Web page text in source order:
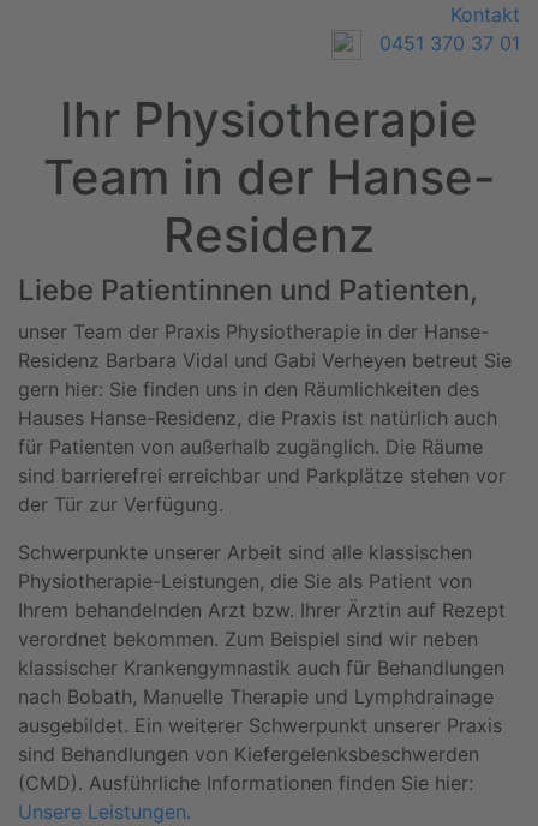
Kontakt
0451 370 37 01
Ihr Physiotherapie
Team in der Hanse-
Residenz
Liebe Patientinnen und Patienten,
unser Team der Praxis Physiotherapie in der Hanse-
Residenz Barbara Vidal und Gabi Verheyen betreut Sie
gern hier: Sie finden uns in den Räumlichkeiten des
Hauses Hanse-Residenz, die Praxis ist natürlich auch
für Patienten von außerhalb zugänglich. Die Räume
sind barrierefrei erreichbar und Parkplätze stehen vor
der Tür zur Verfügung.
Schwerpunkte unserer Arbeit sind alle klassischen
Physiotherapie-Leistungen, die Sie als Patient von
Ihrem behandelnden Arzt bzw. Ihrer Ärztin auf Rezept
verordnet bekommen. Zum Beispiel sind wir neben
klassischer Krankengymnastik auch für Behandlungen
nach Bobath, Manuelle Therapie und Lymphdrainage
ausgebildet. Ein weiterer Schwerpunkt unserer Praxis
sind Behandlungen von Kiefergelenksbeschwerden
(CMD). Ausführliche Informationen finden Sie hier:
Unsere Leistungen.